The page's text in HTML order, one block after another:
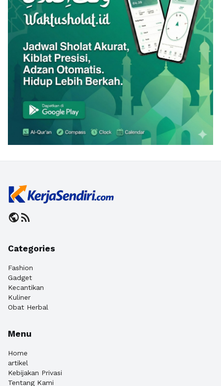
publicrss_feed
Categories
Fashion
Gadget
Kecantikan
Kuliner
Obat Herbal
Menu
Home
artikel
Kebijakan Privasi
Tentang Kami